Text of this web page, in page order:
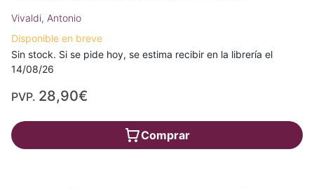
Vivaldi, Antonio
Disponible en breve
Sin stock. Si se pide hoy, se estima recibir en la librería el
14/08/26
PVP. 28,90€
Comprar